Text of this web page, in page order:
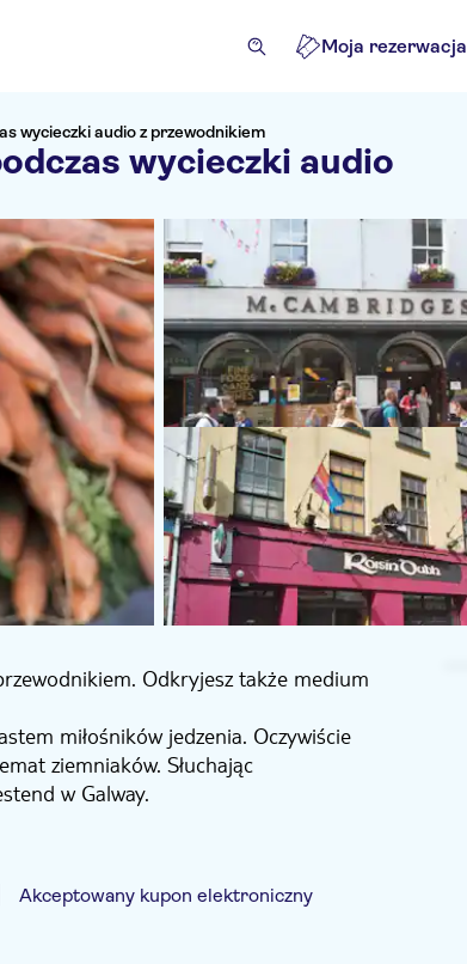
Moja rezerwacja
wycieczki audio z przewodnikiem
wycieczki audio
Odkryjesz także medium
miłośników jedzenia. Oczywiście
ziemniaków. Słuchając
w Galway.
w domu dzięki funkcji Continuous
Akceptowany kupon elektroniczny